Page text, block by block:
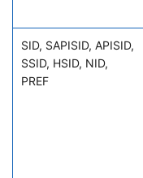
SID, SAPISID, APISID,
SSID, HSID, NID,
PREF